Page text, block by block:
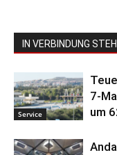
IN VERBINDUNG
Service
7-
um